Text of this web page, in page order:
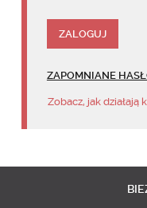
ZAPOMNIANE
Zobacz, jak działają